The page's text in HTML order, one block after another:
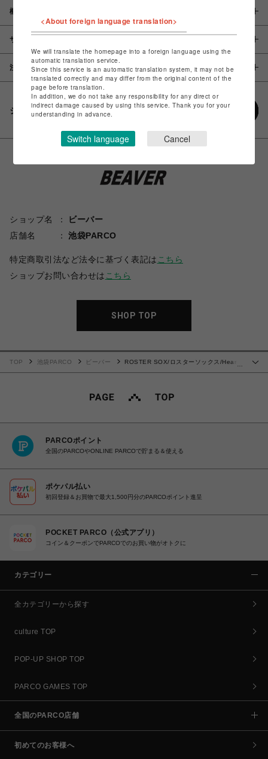
概要
サイズ
注意事項
シェアする
ショップ名
ビーバー
店舗名
池袋PARCO
特定商取引法など法令に基づく表記は こちら
ショップお問い合わせは こちら
SHOP TOP
TOP 池袋PARCO ビーバー
ROSTER SOX/ロスターソックス/Heart
PARCOポイント
全国のPARCOやONLINE PARCOで貯まる＆使える
ポケパル払い
初回登録＆お買物で最大1,500円分のPARCOポイント進呈
POCKET PARCO（公式アプリ）
コイン＆クーポンでPARCOでのお買い物がオトクに
カテゴリー
全カテゴリーから探す
culture TOP
POP-UP SHOP TOP
PARCO GAMES TOP
全国のPARCO店舗
初めてのお客様へ
<About foreign language translation>
We will translate the homepage into a foreign language using the
automatic translation service.
Since this service is an automatic translation system, it may not be
translated correctly and may differ from the original content of the
page before translation.
In addition, we do not take any responsibility for any direct or
indirect damage caused by using this service. Thank you for your
understanding in advance.
Switch language Cancel